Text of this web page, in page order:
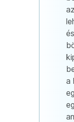
az
a